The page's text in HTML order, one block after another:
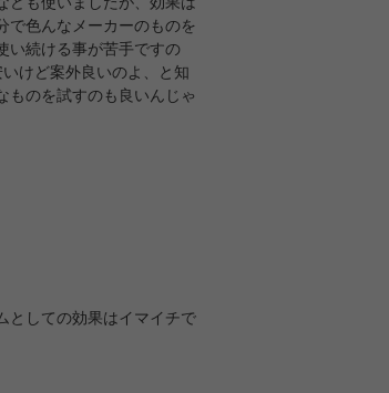
で色んなメーカーのものを
い続ける事が苦手ですの
けど案外良いのよ、と知
ものを試すのも良いんじゃ
としての効果はイマイチで